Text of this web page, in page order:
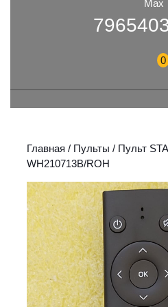
Max
0
Главная / Пульты / Пульт
WH210713B/ROH